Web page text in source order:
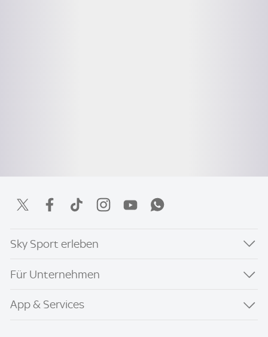
Sky Sport erleben
Für Unternehmen
App & Services